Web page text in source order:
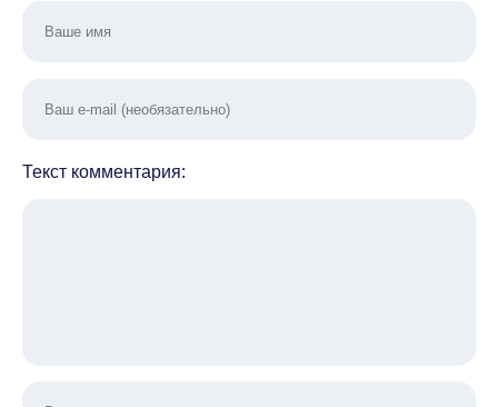
Текст комментария: